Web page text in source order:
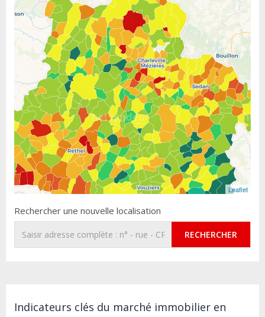
Leaflet
Rechercher une nouvelle localisation
RECHERCHER
Indicateurs clés du marché immobilier en